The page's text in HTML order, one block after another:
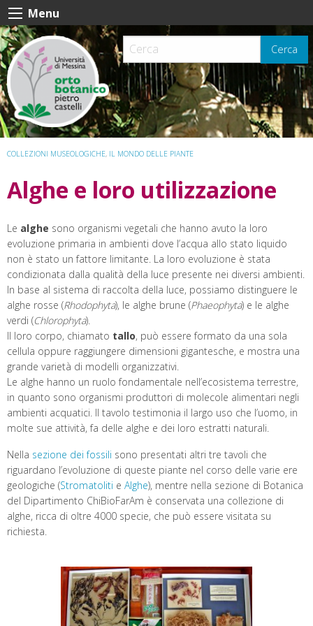
Skip
to
content
Menu
Cerca
COLLEZIONI MUSEOLOGICHE, IL MONDO DELLE PIANTE
Alghe e loro utilizzazione
Le alghe sono organismi vegetali che hanno avuto la loro
evoluzione primaria in ambienti dove l’acqua allo stato liquido
non è stato un fattore limitante. La loro evoluzione è stata
condizionata dalla qualità della luce presente nei diversi ambienti.
In base al sistema di raccolta della luce, possiamo distinguere le
alghe rosse (Rhodophyta), le alghe brune (Phaeophyta) e le alghe
verdi (Chlorophyta).
Il loro corpo, chiamato tallo, può essere formato da una sola
cellula oppure raggiungere dimensioni gigantesche, e mostra una
grande varietà di modelli organizzativi.
Le alghe hanno un ruolo fondamentale nell’ecosistema terrestre,
in quanto sono organismi produttori di molecole alimentari negli
ambienti acquatici. Il tavolo testimonia il largo uso che l’uomo, in
molte sue attività, fa delle alghe e dei loro estratti naturali.
Nella sezione dei fossili sono presentati altri tre tavoli che
riguardano l’evoluzione di queste piante nel corso delle varie ere
geologiche (Stromatoliti e Alghe), mentre nella sezione di Botanica
del Dipartimento ChiBioFarAm è conservata una collezione di
alghe, ricca di oltre 4000 specie, che può essere visitata su
richiesta.